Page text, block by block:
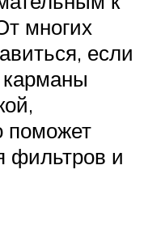
многих
если
поможет
фильтров и